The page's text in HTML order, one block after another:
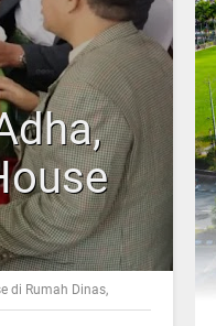
di Rumah Dinas,